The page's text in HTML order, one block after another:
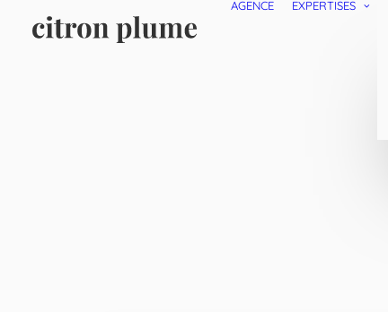
AGENCE EXPERTISES